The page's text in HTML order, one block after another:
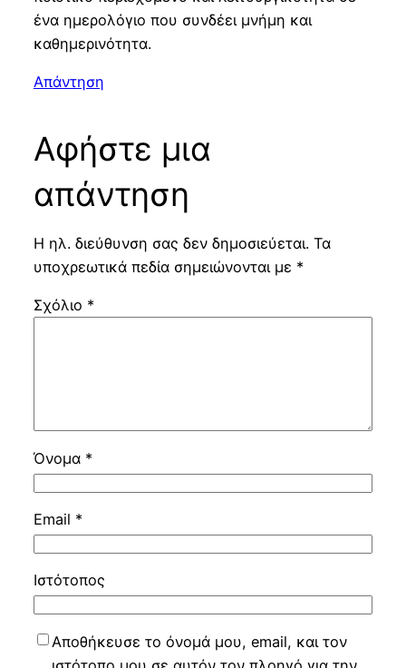
ένα ημερολόγιο που συνδέει μνήμη και
καθημερινότητα.
Απάντηση
Αφήστε μια
απάντηση
Η ηλ. διεύθυνση σας δεν δημοσιεύεται. Τα
υποχρεωτικά πεδία σημειώνονται με *
Σχόλιο *
Όνομα *
Email *
Ιστότοπος
Αποθήκευσε το όνομά μου, email, και τον